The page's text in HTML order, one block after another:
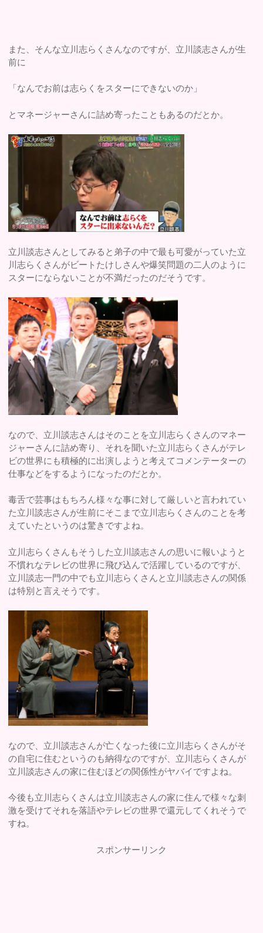
また、そんな立川志らくさんなのですが、立川談志さんが生
前に
「なんでお前は志らくをスターにできないのか」
とマネージャーさんに詰め寄ったこともあるのだとか。
立川談志さんとしてみると弟子の中で最も可愛がっていた立
川志らくさんがビートたけしさんや爆笑問題の二人のように
スターにならないことが不満だったのだそうです。
なので、立川談志さんはそのことを立川志らくさんのマネー
ジャーさんに詰め寄り、それを聞いた立川志らくさんがテレ
ビの世界にも積極的に出演しようと考えてコメンテーターの
仕事などをするようになったのだとか。
毒舌で芸事はもちろん様々な事に対して厳しいと言われてい
た立川談志さんが生前にそこまで立川志らくさんのことを考
えていたというのは驚きですよね。
立川志らくさんもそうした立川談志さんの思いに報いようと
不慣れなテレビの世界に飛び込んで活躍しているのですが、
立川談志一門の中でも立川志らくさんと立川談志さんの関係
は特別と言えそうです。
なので、立川談志さんが亡くなった後に立川志らくさんがそ
の自宅に住むというのも納得なのですが、立川志らくさんが
立川談志さんの家に住むほどの関係性がヤバイですよね。
今後も立川志らくさんは立川談志さんの家に住んで様々な刺
激を受けてそれを落語やテレビの世界で還元してくれそうで
すね。
スポンサーリンク